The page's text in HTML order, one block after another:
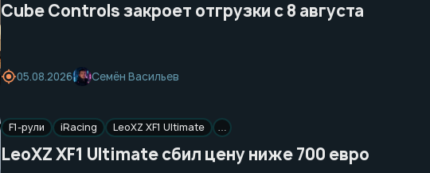
Cube Controls закроет отгрузки с 8 августа
05.08.2026 Семён Васильев
F1-рули iRacing LeoXZ XF1 Ultimate …
LeoXZ XF1 Ultimate сбил цену ниже 700 евро